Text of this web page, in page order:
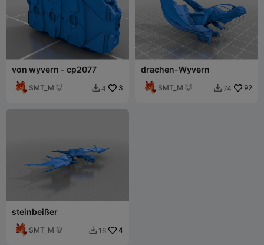
von wyvern - cp2077
SMT_M 🦊  4 3
drachen-Wyvern
SMT_M 🦊  74 92
steinbeißer
SMT_M 🦊  16 4